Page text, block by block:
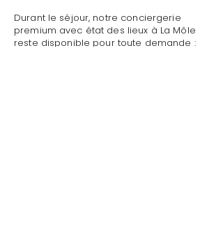
Durant le séjour, notre conciergerie
premium avec état des lieux à La Môle
reste disponible pour toute demande :